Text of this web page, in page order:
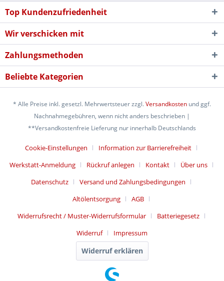
Top Kundenzufriedenheit
Wir verschicken mit
Zahlungsmethoden
Beliebte Kategorien
* Alle Preise inkl. gesetzl. Mehrwertsteuer zzgl.Versandkosten und ggf.
Nachnahmegebühren, wenn nicht anders beschrieben |
**Versandkostenfreie Lieferung nur innerhalb Deutschlands
Cookie-Einstellungen
Information zur Barrierefreiheit
Werkstatt-Anmeldung
Rückruf anlegen Kontakt
Über uns
Datenschutz
Versand und Zahlungsbedingungen
Altölentsorgung
AGB
Widerrufsrecht / Muster-Widerrufsformular
Batteriegesetz
Widerruf
Impressum
Widerruf erklären